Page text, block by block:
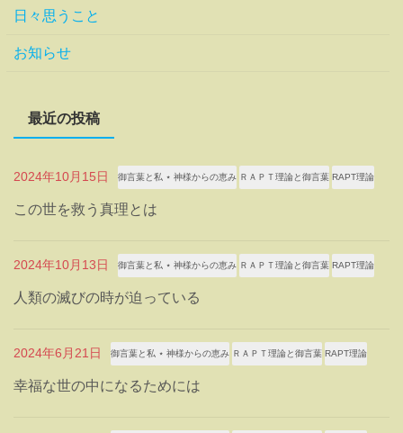
日々思うこと
お知らせ
最近の投稿
2024年10月15日 御言葉と私 ⋆ 神様からの恵み ＲＡＰＴ理論と御言葉 RAPT理論
この世を救う真理とは
2024年10月13日 御言葉と私 ⋆ 神様からの恵み ＲＡＰＴ理論と御言葉 RAPT理論
人類の滅びの時が迫っている
2024年6月21日 御言葉と私 ⋆ 神様からの恵み ＲＡＰＴ理論と御言葉 RAPT理論
幸福な世の中になるためには